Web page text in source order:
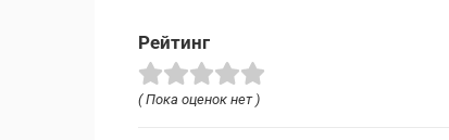
Рейтинг
( Пока оценок нет )